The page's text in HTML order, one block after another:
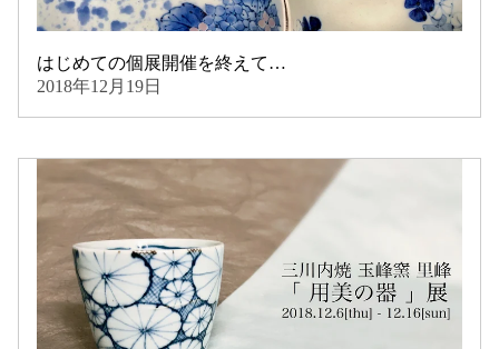
はじめての個展開催を終えて…
2018年12月19日